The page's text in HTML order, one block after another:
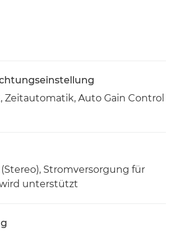
Auto Gain Control
Stromversorgung für
unterstützt